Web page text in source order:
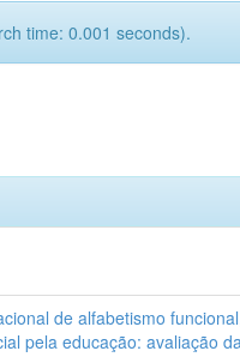
time: 0.001 seconds).
de alfabetismo
pela educação: avaliação